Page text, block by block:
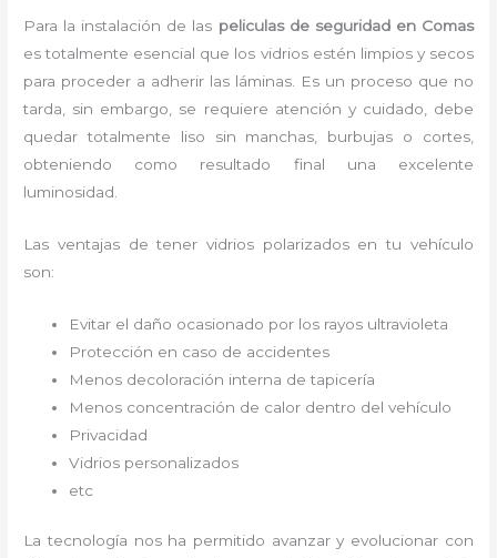
Para la instalación de las peliculas de seguridad en Comas
estotalmente esencial que los vidrios estén limpios y secos
para proceder a adherir las láminas. Es un proceso que no
tarda, sin embargo, se requiere atención y cuidado, debe
quedar totalmente liso sin manchas, burbujas o cortes,
obteniendo como resultado final una excelente
luminosidad.
Las ventajas de tener vidrios polarizados en tu vehículo
son:
Evitar el daño ocasionado por los rayos ultravioleta
Protección en caso de accidentes
Menos decoloración interna de tapicería
Menos concentración de calor dentro del vehículo
Privacidad
Vidrios personalizados
etc
La tecnología nos ha permitido avanzar y evolucionar con